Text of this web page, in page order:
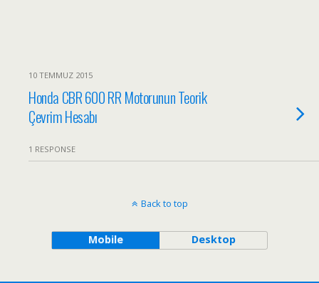
10 TEMMUZ 2015
Honda CBR 600 RR Motorunun Teorik
Çevrim Hesabı
1 RESPONSE
Back to top
Mobile Desktop